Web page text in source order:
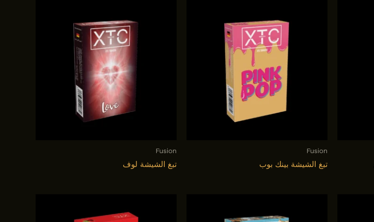
Fusion
تبغ الشيشة بينك بوب
Fusion
تبغ الشيشة لوف